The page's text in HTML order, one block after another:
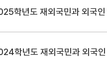
학년도 재외국민과 외국
학년도 재외국민과 외국